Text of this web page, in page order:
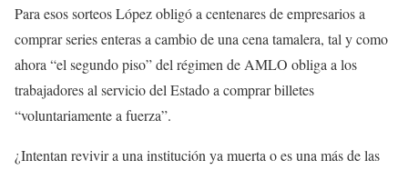
Para esos sorteos López obligó a centenares de empresarios a
comprar series enteras a cambio de una cena tamalera, tal y como
ahora “el segundo piso” del régimen de AMLO obliga a los
trabajadores al servicio del Estado a comprar billetes
“voluntariamente a fuerza”.
¿Intentan revivir a una institución ya muerta o es una más de las